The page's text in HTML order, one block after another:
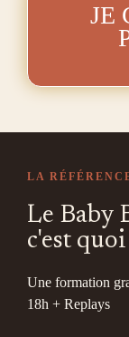
JE
LA
Le Baby
c'est quoi
Une formation
18h + Replays